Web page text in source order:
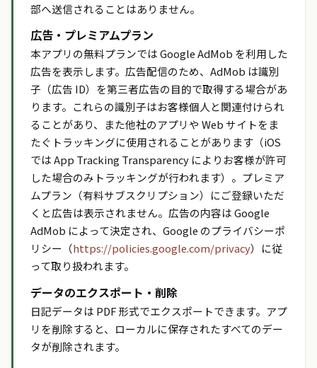
部へ送信されることはありません。
広告・プレミアムプラン
本アプリの無料プランでは Google AdMob を利用した
広告を表示します。広告配信のため、AdMob は識別
子（広告 ID）を第三者広告の目的で取得する場合があ
ります。これらの識別子はお客様個人と関連付けられ
ることがあり、また他社のアプリや Web サイトをま
たぐトラッキングに使用されることがあります（iOS
では App Tracking Transparency によりお客様が許可
した場合のみトラッキングが行われます）。プレミア
ムプラン（有料サブスクリプション）にご登録いただ
くと広告は表示されません。広告の内容は Google
AdMob によって決定され、Google のプライバシーポ
リシー（https://policies.google.com/privacy）に従
って取り扱われます。
データのエクスポート・削除
日記データは PDF 形式でエクスポートできます。アプ
リを削除すると、ローカルに保存されたすべてのデー
タが削除されます。